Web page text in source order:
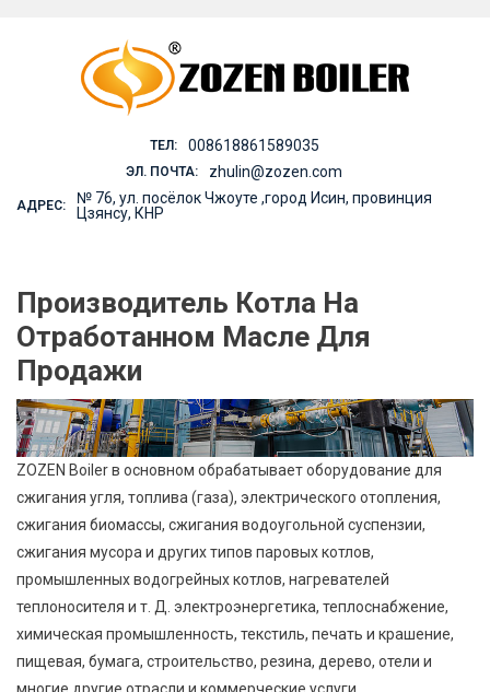
ТЕЛ: 008618861589035
ЭЛ. ПОЧТА: zhulin@zozen.com
АДРЕС:
№ 76, ул. посёлок Чжоуте ,город Исин, провинция
Цзянсу, КНР
Производитель Котла На
Отработанном Масле Для
Продажи
ZOZEN Boiler в основном обрабатывает оборудование для
сжигания угля, топлива (газа), электрического отопления,
сжигания биомассы, сжигания водоугольной суспензии,
сжигания мусора и других типов паровых котлов,
промышленных водогрейных котлов, нагревателей
теплоносителя и т. Д. электроэнергетика, теплоснабжение,
химическая промышленность, текстиль, печать и крашение,
пищевая, бумага, строительство, резина, дерево, отели и